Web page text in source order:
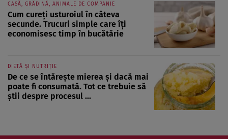
CASĂ, GRĂDINĂ, ANIMALE DE COMPANIE
Cum cureți usturoiul în câteva
secunde. Trucuri simple care îți
economisesc timp în bucătărie
DIETĂ ȘI NUTRIȚIE
De ce se întărește mierea și dacă mai
poate fi consumată. Tot ce trebuie să
știi despre procesul ...